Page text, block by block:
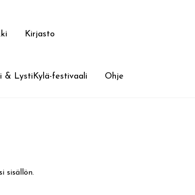
Kirjasto
& LystiKylä-festivaali Ohje
sisällön.